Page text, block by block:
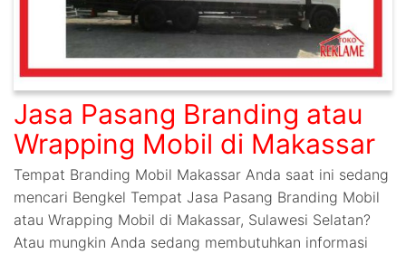
Jasa Pasang Branding atau
Wrapping Mobil di Makassar
Tempat Branding Mobil Makassar Anda saat ini sedang
mencari Bengkel Tempat Jasa Pasang Branding Mobil
atau Wrapping Mobil di Makassar, Sulawesi Selatan?
Atau mungkin Anda sedang membutuhkan informasi